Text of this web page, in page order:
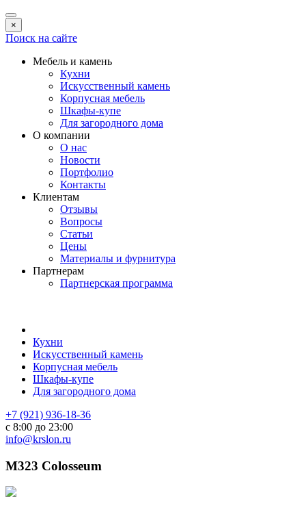
×
Поиск на сайте
Мебель и камень
Кухни
Искусственный камень
Корпусная мебель
Шкафы-купе
Для загородного дома
О компании
О нас
Новости
Портфолио
Контакты
Клиентам
Отзывы
Вопросы
Статьи
Цены
Материалы и фурнитура
Партнерам
Партнерская программа
Кухни
Искусственный камень
Корпусная мебель
Шкафы-купе
Для загородного дома
+7 (921) 936-18-36
с 8:00 до 23:00
info@krslon.ru
M323 Colosseum